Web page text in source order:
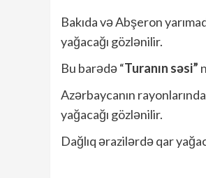
Bakıda və Abşeron
yağacağı gözlənilir.
Bu barədə “Turanın səsi”
Azərbaycanın
yağacağı gözlənilir.
Dağlıq ərazilərdə qar